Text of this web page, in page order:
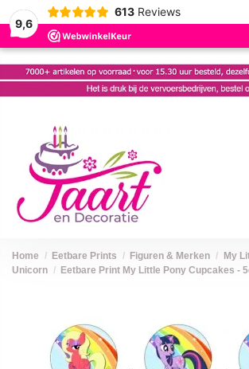
9,6
613 Reviews
Home Eetbare Prints Figuren & Merken
My
Unicorn
Eetbare Print My Little Pony Cupcakes -